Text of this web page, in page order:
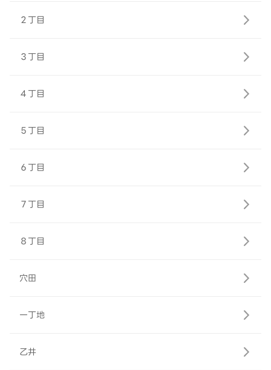
２丁目
３丁目
４丁目
５丁目
６丁目
７丁目
８丁目
穴田
一丁地
乙井